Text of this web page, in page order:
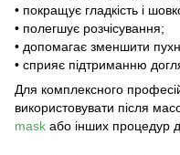
• покращує гладкість і
• полегшує розчісування;
• допомагає зменшити
• сприяє підтриманню
Для комплексного
використовувати після
mask або інших процедур